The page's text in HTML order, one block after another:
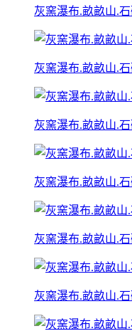
灰窯瀑布.畝畝山.
灰窯瀑布.畝畝山.
灰窯瀑布.畝畝山.
灰窯瀑布.畝畝山.
灰窯瀑布.畝畝山.
灰窯瀑布.畝畝山.